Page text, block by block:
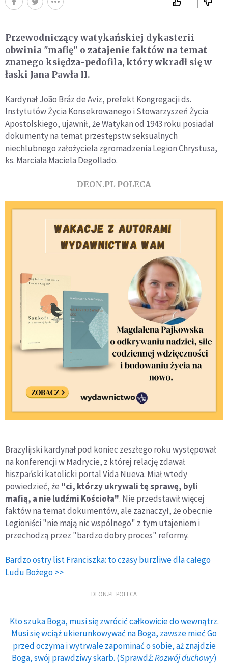
Przewodniczący watykańskiej dykasterii
obwinia "mafię" o zatajenie faktów na temat
znanego księdza-pedofila, który wkradł się w
łaski Jana Pawła II.
Kardynał João Bráz de Aviz, prefekt Kongregacji ds.
Instytutów Życia Konsekrowanego i Stowarzyszeń Życia
Apostolskiego, ujawnił, że Watykan od 1943 roku posiadał
dokumenty na temat przestępstw seksualnych
niechlubnego założyciela zgromadzenia Legion Chrystusa,
ks. Marciala Maciela Degollado.
DEON.PL POLECA
Brazylijski kardynał pod koniec zeszłego roku występował
na konferencji w Madrycie, z której relację zdawał
hiszpański katolicki portal Vida Nueva. Miał wtedy
powiedzieć, że "ci, którzy ukrywali tę sprawę, byli
mafią, a nie ludźmi Kościoła". Nie przedstawił więcej
faktów na temat dokumentów, ale zaznaczył, że obecnie
Legioniści "nie mają nic wspólnego" z tym utajeniem i
przechodzą przez "bardzo dobry proces" reformy.
Bardzo ostry list Franciszka: to czasy burzliwe dla całego
Ludu Bożego >>
DEON.PL POLECA
Kto szuka Boga, musi się zwrócić całkowicie do wewnątrz.
Musi się wciąż ukierunkowywać na Boga, zawsze mieć Go
przed oczyma i wytrwale zapominać o sobie, aż znajdzie
Boga, swój prawdziwy skarb. (Sprawdź:Rozwój duchowy)